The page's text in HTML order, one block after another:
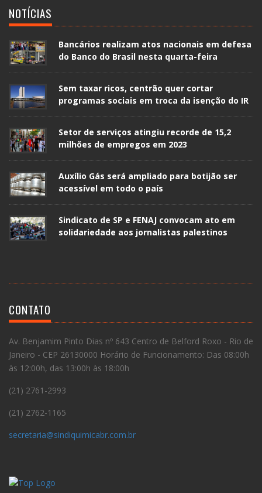
NOTÍCIAS
Bancários realizam atos nacionais em defesa
do Banco do Brasil nesta quarta-feira
Sem taxar ricos, centrão quer cortar
programas sociais em troca da isenção do IR
Setor de serviços atingiu recorde de 15,2
milhões de empregos em 2023
Auxílio Gás será ampliado para botijão ser
acessível em todo o país
Sindicato de SP e FENAJ convocam ato em
solidariedade aos jornalistas palestinos
CONTATO
Av. Benjamim Pinto Dias nº 643 Centro de Belford Roxo - Rio de
Janeiro - CEP 26130000 Horário de Funcionamento: Das 08:00h
às 12:00h, das 13:00h às 18:00h
(21) 2761-2993
(21) 2762-1165
secretaria@sindiquimicabr.com.br